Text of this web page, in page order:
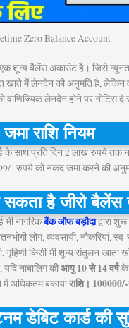
Zero Balance Account
शून्य बैलेंस अकाउंट है। जिसे
में लेनदेन की अनुमति है, लेकिन
लेनदेन होने पर नोटिस दे
जमा राशि नियम
के साथ प्रति दिन 2 लाख रुपये तक
रुपये को नकद जमा करने की
है जीरो बैलेंस
नागरिकबैंक ऑफ बड़ौदाद्वारा
लोग, व्यवसायी, नौकरियां,
गृहिणी किसी भी शून्य संतुलन
नाबालिग कीआयु 10 से 14 वर्षके
में अधिकतम बकायाराशि। 100000/-
डेबिट कार्ड की